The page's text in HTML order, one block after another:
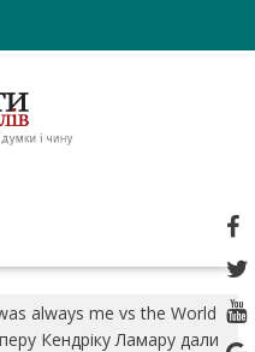
always me vs the World
Кендріку Ламару дали